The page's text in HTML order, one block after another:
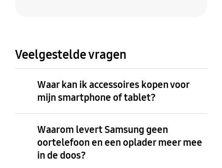
Veelgestelde vragen
Waar kan ik accessoires kopen voor
mijn smartphone of tablet?
Waarom levert Samsung geen
oortelefoon en een oplader meer mee
in de doos?